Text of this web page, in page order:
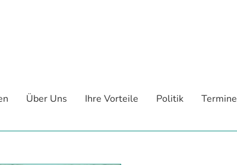
Über Uns Ihre Vorteile Politik Termine